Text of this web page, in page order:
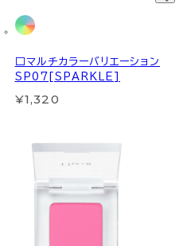
□マルチカラーバリエーション
SP07[SPARKLE]
¥1,320